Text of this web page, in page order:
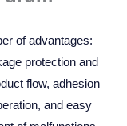
of advantages:
protection and
flow, adhesion
and easy